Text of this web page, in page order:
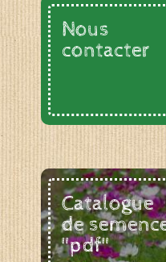
Nous
contacter
Catalogue
de
"pdf"